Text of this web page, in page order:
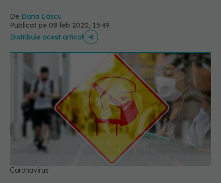
De Dana Lascu
Publicat pe 08 feb 2020, 15:49
Distribuie acest articol
Coronavirus